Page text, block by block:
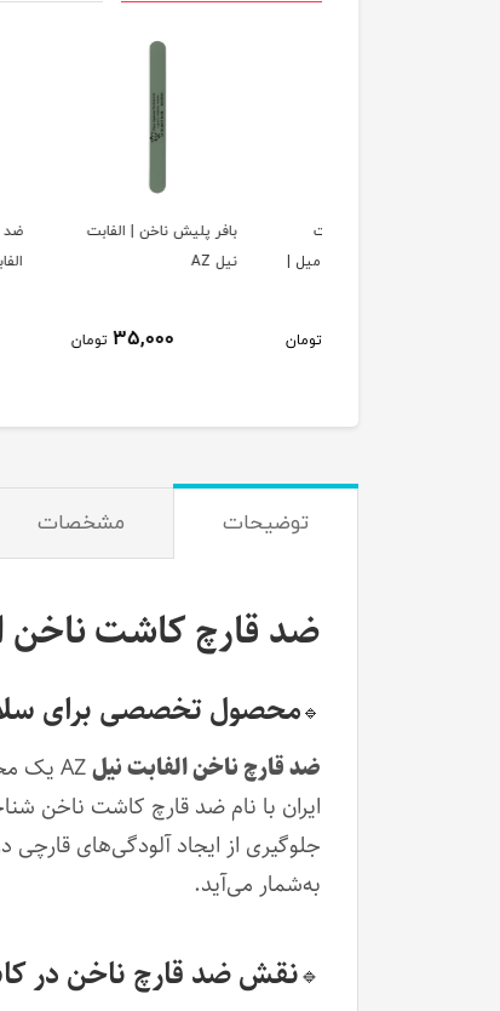
بافر پلیش ناخن | الفابت
نیل AZ
تومان
ضد قارچ
الفابت نیل 15 میل | AZ
توضیحات مشخصات
ضد قارچ کاشت ناخن
🔹محصول تخصصی برای
ضد قارچ ناخن الفابت نیل
ایران با نام ضد قارچ کاشت ناخن
جلوگیری از ایجاد آلودگی‌های
به‌شمار می‌آید.
🔹نقش ضد قارچ ناخن در